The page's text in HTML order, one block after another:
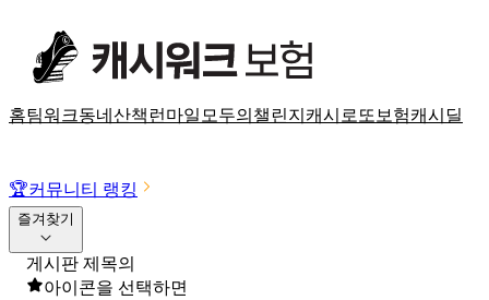
홈팀워크동네산책 런마일 모두의챌린지 캐시로또 보험캐시딜
🏆커뮤니티 랭킹
즐겨찾기
게시판 제목의
아이콘을 선택하면